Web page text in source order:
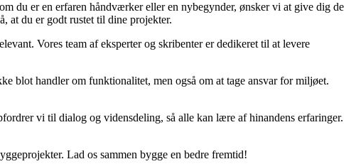
du er en erfaren håndværker eller en nybegynder, ønsker vi at give dig de
at du er godt rustet til dine projekter.
Vores team af eksperter og skribenter er dedikeret til at levere
blot handler om funktionalitet, men også om at tage ansvar for miljøet.
vi til dialog og vidensdeling, så alle kan lære af hinandens erfaringer.
Lad os sammen bygge en bedre fremtid!